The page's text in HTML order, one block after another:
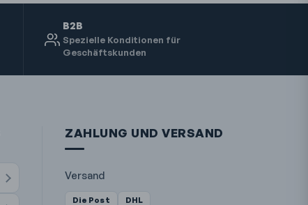
B2B
Spezielle Konditionen für
Geschäftskunden
ZAHLUNG UND VERSAND
Versand
Die Post DHL